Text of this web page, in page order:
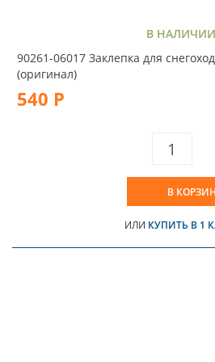
В НАЛИЧИИ
90261-06017 Заклепка для
(оригинал)
540 Р
В
ИЛИ КУПИТЬ В 1